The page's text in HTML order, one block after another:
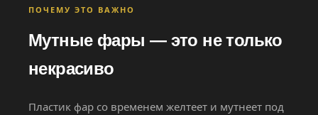
ПОЧЕМУ ЭТО ВАЖНО
Мутные фары — это не только
некрасиво
Пластик фар со временем желтеет и мутнеет под